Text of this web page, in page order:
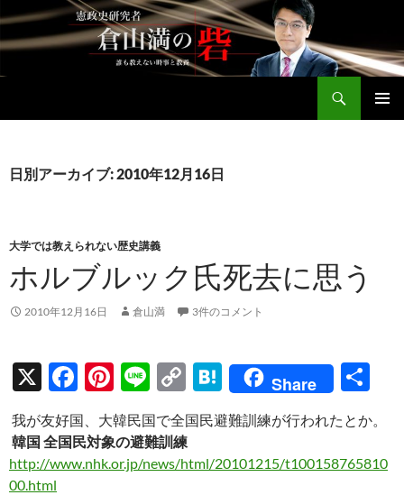
テ
ン
へ
ッ
日別アーカイブ: 2010年12月16日
大学では教えられない歴史講義
ホルブルック氏死去に思う
2010年12月16日 倉山満 3件のコメント
X
F
ac
e
b
Pi
nt
er
es
Li
n
e
C
o
p
y
H
at
e
n
Share
我が友好国、大韓民国で全国民避難訓練が行われたとか。
韓国 全国民対象の避難訓練
http://www.nhk.or.jp/news/html/20101215/t100158765810
00.html